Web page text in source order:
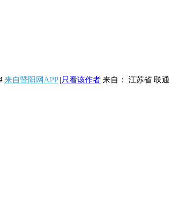
来自暨阳网APP |只看该作者 来自： 江苏省 联通